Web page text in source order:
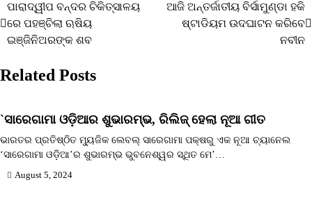
Post
navigation
ପାରାଦ୍ୱୀପ ବନ୍ଦର ଚିକିତ୍ସାଳୟ
ରେ ପହଞ୍ଚିଲା ଋଷିୟ
ଇଞ୍ଜିନିଅରଙ୍କ ଶବ
ଆଜି ଅନ୍ତର୍ଜାତୀୟ ବିର୍ସାମୁଣ୍ଡା ହକି
ଷ୍ଟାଡିୟମ ଉଦଘାଟନ କରିବେ
ନବୀନ
Related Posts
`ସାରେଗାମା ଓଡ଼ିଆର ଶୁଭାରମ୍ଭ, ରିଲିଜ୍ ହେଲା ନୂଆ ଗୀତ
ଭାରତର ପ୍ରତିଷ୍ଠିତ ମ୍ୟୁଜିକ ଲେବଲ୍ ସାରେଗାମା ପକ୍ଷରୁ ଏକ ନୂଆ ଚ୍ୟାନେଲ
‘ସାରେଗାମା ଓଡ଼ିଆ’ର ଶୁଭାରମ୍ଭ ଭୁବନେଶ୍ୱର ସ୍ଥିତ ମେ’…
August 5, 2024